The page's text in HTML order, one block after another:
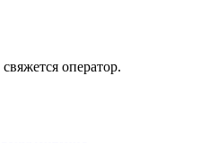
оператор.